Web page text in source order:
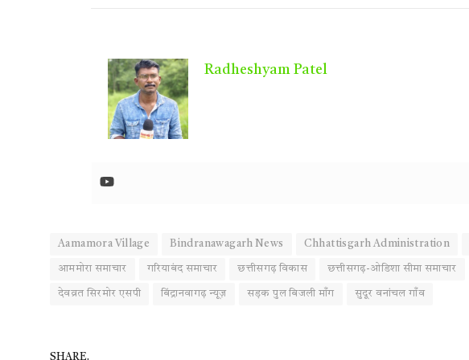
Radheshyam Patel
Aamamora Village Bindranawagarh News Chhattisgarh Administration
आममोरा समाचार गरियाबंद समाचार छत्तीसगढ़ विकास छत्तीसगढ़-ओडिशा सीमा समाचार
देवव्रत सिरमोर एसपी बिंद्रानवागढ़ न्यूज़ सड़क पुल बिजली माँग सुदूर वनांचल गाँव
SHARE.